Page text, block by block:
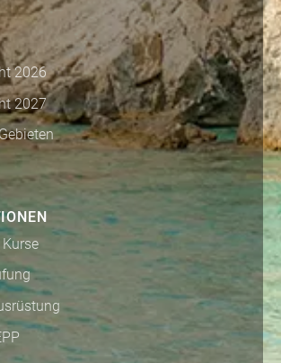
2026
2027